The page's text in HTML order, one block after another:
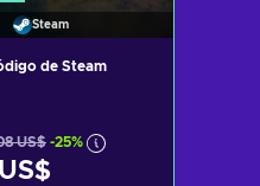
Steam
de Steam
US$ -25%